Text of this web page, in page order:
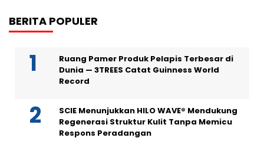
BERITA POPULER
Ruang Pamer Produk Pelapis Terbesar di
Dunia — 3TREES Catat Guinness World
Record
SCIE Menunjukkan HILO WAVE® Mendukung
Regenerasi Struktur Kulit Tanpa Memicu
Respons Peradangan